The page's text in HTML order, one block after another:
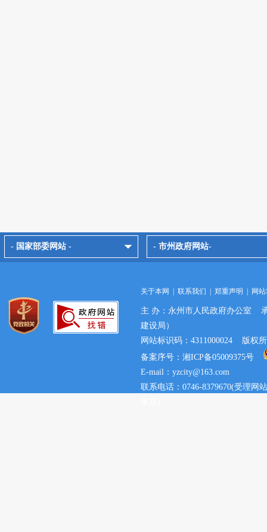
- 国家部委网站 - - 市州政府网站-
关于本网 联系我们 郑重声明 网
主 办：永州市人民政府办公室
建设局）
网站标识码：4311000024 版权
备案序号：湘ICP备05009375号
E-mail：yzcity@163.com
联系电话：0746-8379670(受理网